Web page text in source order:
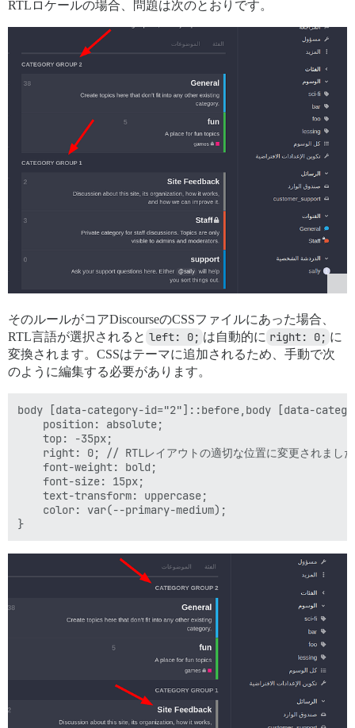
RTLロケールの場合、問題は次のとおりです。
そのルールがコアDiscourseのCSSファイルにあった場合、
RTL言語が選択されると left: 0; は自動的に right: 0; に
変換されます。CSSはテーマに追加されるため、手動で次
のように編集する必要があります。
body [data-category-id="2"]::before,body [data-
    position: absolute;
    top: -35px;
    right: 0; // RTLレイアウトの適切な位置に変更されました
    font-weight: bold;
    font-size: 15px;
    text-transform: uppercase;
    color: var(--primary-medium);